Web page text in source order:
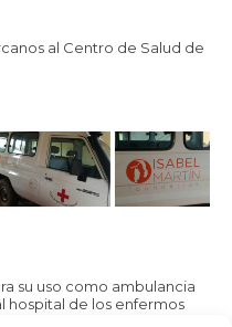
al Centro de Salud de
su uso como ambulancia
hospital de los enfermos